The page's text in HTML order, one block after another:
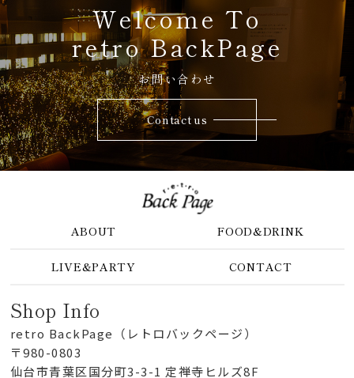
Welcome To
retro BackPage
お問い合わせ
Contact us
ABOUT FOOD&DRINK
LIVE&PARTY CONTACT
Shop Info
retro BackPage（レトロバックページ）
〒980-0803
仙台市青葉区国分町3-3-1 定禅寺ヒルズ8F